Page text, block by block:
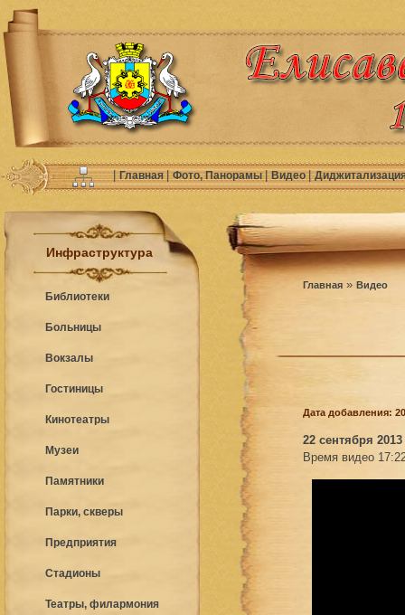
|Главная|Фото, Панорамы|Видео|
Инфраструктура
Библиотеки
Больницы
Вокзалы
Гостиницы
Кинотеатры
Музеи
Памятники
Парки, скверы
Предприятия
Стадионы
Театры, филармония
Главная » Видео
Дата добавления:
22 сентября 2013
Время видео